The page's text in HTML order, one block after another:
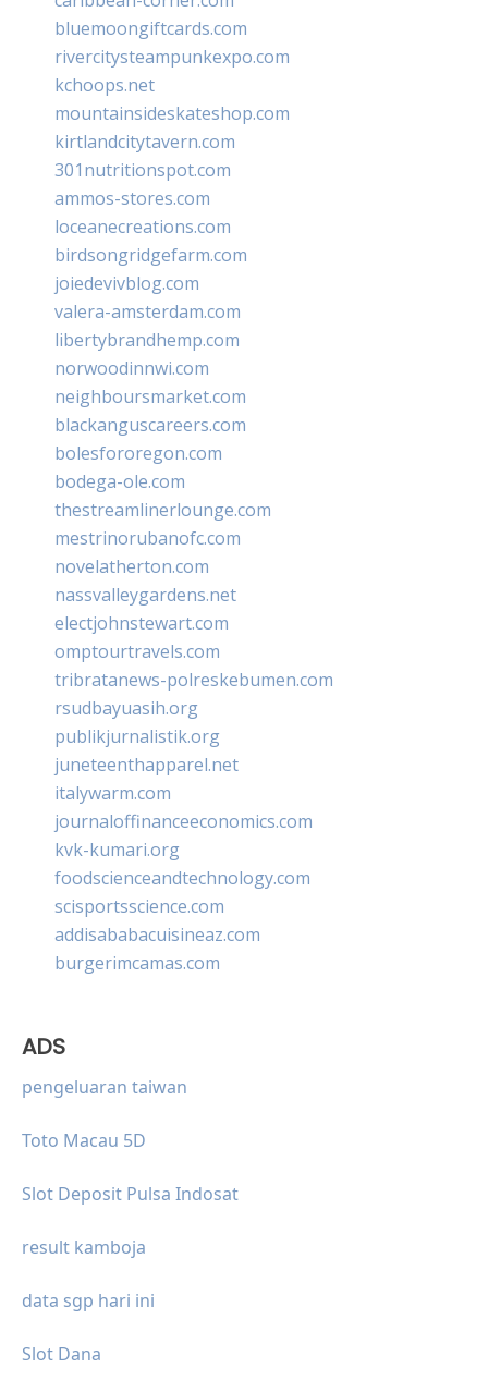
bluemoongiftcards.com
rivercitysteampunkexpo.com
kchoops.net
mountainsideskateshop.com
kirtlandcitytavern.com
301nutritionspot.com
ammos-stores.com
loceanecreations.com
birdsongridgefarm.com
joiedevivblog.com
valera-amsterdam.com
libertybrandhemp.com
norwoodinnwi.com
neighboursmarket.com
blackanguscareers.com
bolesfororegon.com
bodega-ole.com
thestreamlinerlounge.com
mestrinorubanofc.com
novelatherton.com
nassvalleygardens.net
electjohnstewart.com
omptourtravels.com
tribratanews-polreskebumen.com
rsudbayuasih.org
publikjurnalistik.org
juneteenthapparel.net
italywarm.com
journaloffinanceeconomics.com
kvk-kumari.org
foodscienceandtechnology.com
scisportsscience.com
addisababacuisineaz.com
burgerimcamas.com
ADS
pengeluaran taiwan
Toto Macau 5D
Slot Deposit Pulsa Indosat
result kamboja
data sgp hari ini
Slot Dana